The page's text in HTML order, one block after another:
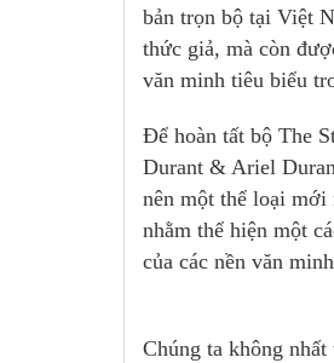
bản trọn bộ tại Việt
thức giả, mà còn
văn minh tiêu biểu
Để hoàn tất bộ The
Durant & Ariel
nên một thể loại
nhằm thể hiện một
của các nền văn
Chúng ta không